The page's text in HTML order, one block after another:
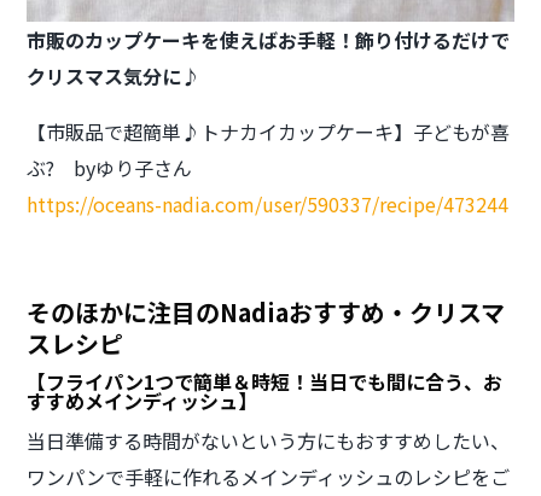
市販のカップケーキを使えばお手軽！飾り付けるだけで
クリスマス気分に♪
【市販品で超簡単♪トナカイカップケーキ】子どもが喜
ぶ? byゆり子さん
https://oceans-nadia.com/user/590337/recipe/473244
そのほかに注目のNadiaおすすめ・クリスマ
スレシピ
【フライパン1つで簡単＆時短！当日でも間に合う、お
すすめメインディッシュ】
当日準備する時間がないという方にもおすすめしたい、
ワンパンで手軽に作れるメインディッシュのレシピをご